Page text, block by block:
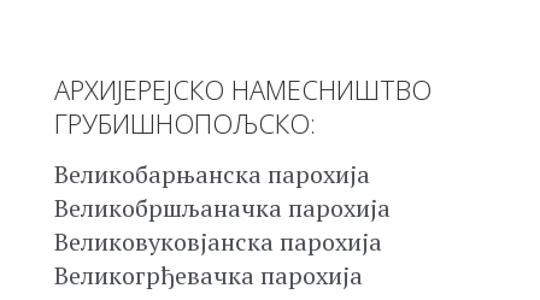
АРХИЈЕРЕЈСКО НАМЕСНИШТВО
ГРУБИШНОПОЉСКО:
Великобарњанска парохија
Великобршљаначка парохија
Великовуковјанска парохија
Великогрђевачка парохија